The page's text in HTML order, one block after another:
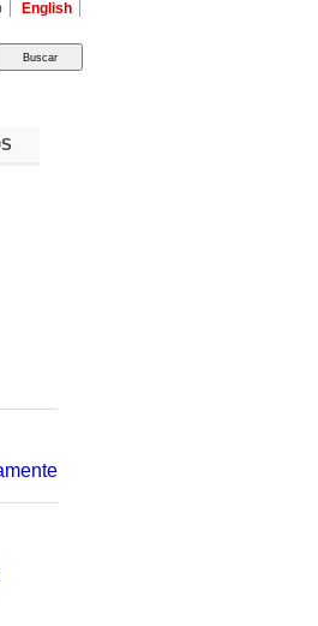
English